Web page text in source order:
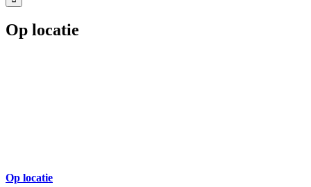
Op locatie
Op locatie